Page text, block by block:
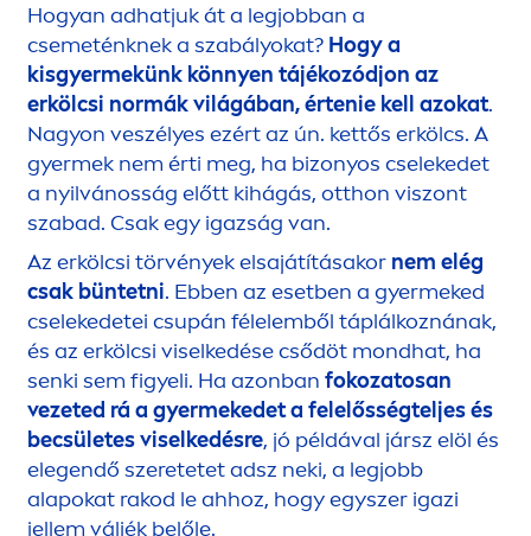
Hogyan adhatjuk át a legjobban a
csemeténknek a szabályokat? Hogy a
kisgyermekünk könnyen tájékozódjon az
erkölcsi normák világában, értenie kell azokat.
Nagyon veszélyes ezért az ún. kettős erkölcs. A
gyermek nem érti meg, ha bizonyos cselekedet
a nyilvánosság előtt kihágás, otthon viszont
szabad. Csak egy igazság van.
Az erkölcsi törvények elsajátításakor nem elég
csak büntetni. Ebben az esetben a gyermeked
cselekedetei csupán félelemből táplálkoznának,
és az erkölcsi viselkedése csődöt mondhat, ha
senki sem figyeli. Ha azonban fokozatosan
vezeted rá a gyermekedet a felelősségteljes és
becsületes viselkedésre, jó példával jársz elöl és
elegendő szeretetet adsz neki, a legjobb
alapokat rakod le ahhoz, hogy egyszer igazi
jellem váljék belőle.